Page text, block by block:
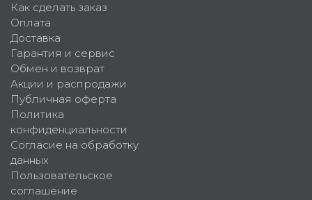
Как сделать заказ
Оплата
Доставка
Гарантия и сервис
Обмен и возврат
Акции и распродажи
Публичная оферта
Политика
конфиденциальности
Согласие на обработку
данных
Пользовательское
соглашение